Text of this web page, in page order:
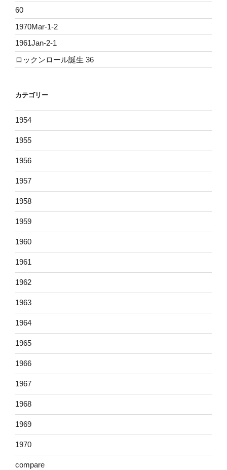
60
1970Mar-1-2
1961Jan-2-1
ロックンロール誕生 36
カテゴリー
1954
1955
1956
1957
1958
1959
1960
1961
1962
1963
1964
1965
1966
1967
1968
1969
1970
compare